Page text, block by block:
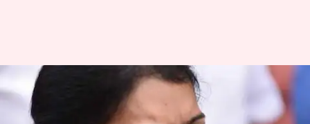
தமிழகத்தில் எங்கும்
குழந்தைகளுக்கு அழுகிய